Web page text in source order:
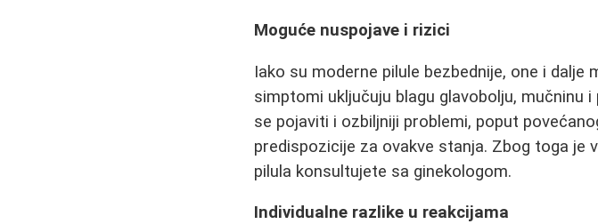
Moguće nuspojave i rizici
Iako su moderne pilule bezbednije, one i
simptomi uključuju blagu glavobolju, mučninu
se pojaviti i ozbiljniji problemi, poput
predispozicije za ovakve stanja. Zbog toga je
pilula konsultujete sa ginekologom.
Individualne razlike u reakcijama